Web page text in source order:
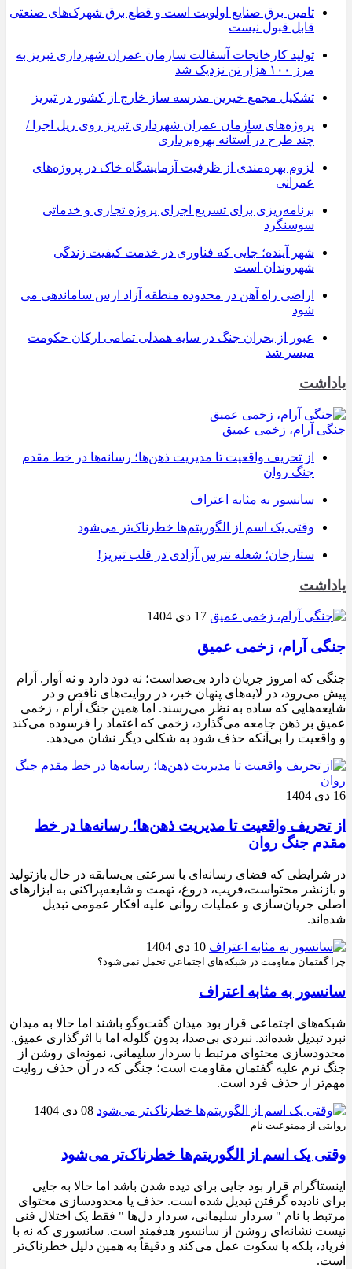
تامین برق صنایع اولویت است و قطع برق شهرک‌های صنعتی
قابل قبول نیست
تولید کارخانجات آسفالت سازمان عمران شهرداری تبریز به
مرز ۱۰۰ هزار تن نزدیک شد
تشکیل مجمع خیرین مدرسه ‌ساز خارج از کشور در تبریز
پروژه‌های سازمان عمران شهرداری تبریز روی ریل اجرا /
چند طرح در آستانه بهره‌برداری
لزوم بهره‌مندی از ظرفیت آزمایشگاه خاک در پروژه‌های
عمرانی
برنامه‌ریزی برای تسریع اجرای پروژه تجاری و خدماتی
سوسنگرد
شهر آینده؛ جایی که فناوری در خدمت کیفیت زندگی
شهروندان است
اراضی راه آهن در محدوده منطقه آزاد ارس ساماندهی می
شود
عبور از بحران جنگ در سایه همدلی تمامی ارکان حکومت
میسر شد
یاداشت
جنگی آرام، زخمی عمیق
از تحریف واقعیت تا مدیریت ذهن‌ها؛ رسانه‌ها در خط مقدم
جنگ روان
سانسور به مثابه اعتراف
وقتی یک اسم از الگوریتم‌ها خطرناک‌تر می‌شود
ستارخان؛ شعله نترس آزادی در قلب تبریز!
یاداشت
17 دی 1404
جنگی آرام، زخمی عمیق
جنگی که امروز جریان دارد بی‌صداست؛ نه دود دارد و نه آوار. آرام
پیش می‌رود، در لایه‌های پنهان خبر، در روایت‌های ناقص و در
شایعه‌هایی که ساده به نظر می‌رسند. اما همین جنگ آرام ، زخمی
عمیق بر ذهن جامعه می‌گذارد، زخمی که اعتماد را فرسوده می‌کند
و واقعیت را بی‌آنکه حذف شود به شکلی دیگر نشان می‌دهد.
16 دی 1404
از تحریف واقعیت تا مدیریت ذهن‌ها؛ رسانه‌ها در خط
مقدم جنگ روان
در شرایطی که فضای رسانه‌ای با سرعتی بی‌سابقه در حال بازتولید
و بازنشر محتواست،فریب، دروغ، تهمت و شایعه‌پراکنی به ابزارهای
اصلی جریان‌سازی و عملیات روانی علیه افکار عمومی تبدیل
شده‌اند.
10 دی 1404
چرا گفتمان مقاومت در شبکه‌های اجتماعی تحمل نمی‌شود؟
سانسور به مثابه اعتراف
شبکه‌های اجتماعی قرار بود میدان گفت‌وگو باشند اما حالا به میدان
نبرد تبدیل شده‌اند. نبردی بی‌صدا، بدون گلوله اما با اثرگذاری عمیق.
محدودسازی محتوای مرتبط با سردار سلیمانی، نمونه‌ای روشن از
جنگ نرم علیه گفتمان مقاومت است؛ جنگی که در آن حذف روایت
مهم‌تر از حذف فرد است.
08 دی 1404
روایتی از ممنوعیت نام
وقتی یک اسم از الگوریتم‌ها خطرناک‌تر می‌شود
اینستاگرام قرار بود جایی برای دیده شدن باشد اما حالا به جایی
برای نادیده گرفتن تبدیل شده است. حذف یا محدودسازی محتوای
مرتبط با نام " سردار سلیمانی، سردار دل‌ها " فقط یک اختلال فنی
نیست نشانه‌ای روشن از سانسور هدفمند است. سانسوری که نه با
فریاد، بلکه با سکوت عمل می‌کند و دقیقاً به همین دلیل خطرناک‌تر
است.